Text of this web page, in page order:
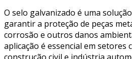
O selo galvanizado é uma
garantir a proteção de peças
corrosão e outros danos
aplicação é essencial em setores
construção civil e indústria